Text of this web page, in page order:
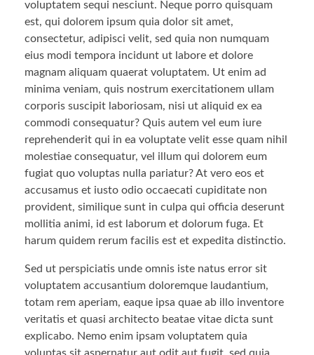
voluptatem sequi nesciunt. Neque porro quisquam
est, qui dolorem ipsum quia dolor sit amet,
consectetur, adipisci velit, sed quia non numquam
eius modi tempora incidunt ut labore et dolore
magnam aliquam quaerat voluptatem. Ut enim ad
minima veniam, quis nostrum exercitationem ullam
corporis suscipit laboriosam, nisi ut aliquid ex ea
commodi consequatur? Quis autem vel eum iure
reprehenderit qui in ea voluptate velit esse quam nihil
molestiae consequatur, vel illum qui dolorem eum
fugiat quo voluptas nulla pariatur? At vero eos et
accusamus et iusto odio occaecati cupiditate non
provident, similique sunt in culpa qui officia deserunt
mollitia animi, id est laborum et dolorum fuga. Et
harum quidem rerum facilis est et expedita distinctio.
Sed ut perspiciatis unde omnis iste natus error sit
voluptatem accusantium doloremque laudantium,
totam rem aperiam, eaque ipsa quae ab illo inventore
veritatis et quasi architecto beatae vitae dicta sunt
explicabo. Nemo enim ipsam voluptatem quia